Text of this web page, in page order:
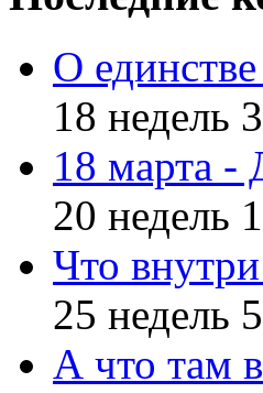
О
18 недель
18 марта -
20 недель
Что
25 недель
А что там